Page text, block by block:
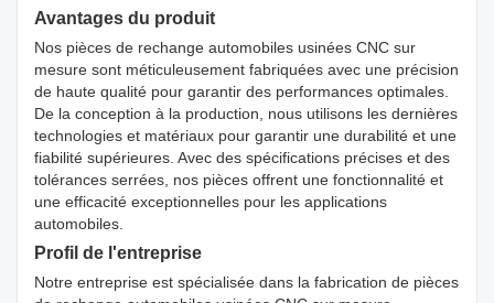
Avantages du produit
Nos pièces de rechange automobiles usinées CNC sur
mesure sont méticuleusement fabriquées avec une précision
de haute qualité pour garantir des performances optimales.
De la conception à la production, nous utilisons les dernières
technologies et matériaux pour garantir une durabilité et une
fiabilité supérieures. Avec des spécifications précises et des
tolérances serrées, nos pièces offrent une fonctionnalité et
une efficacité exceptionnelles pour les applications
automobiles.
Profil de l'entreprise
Notre entreprise est spécialisée dans la fabrication de pièces